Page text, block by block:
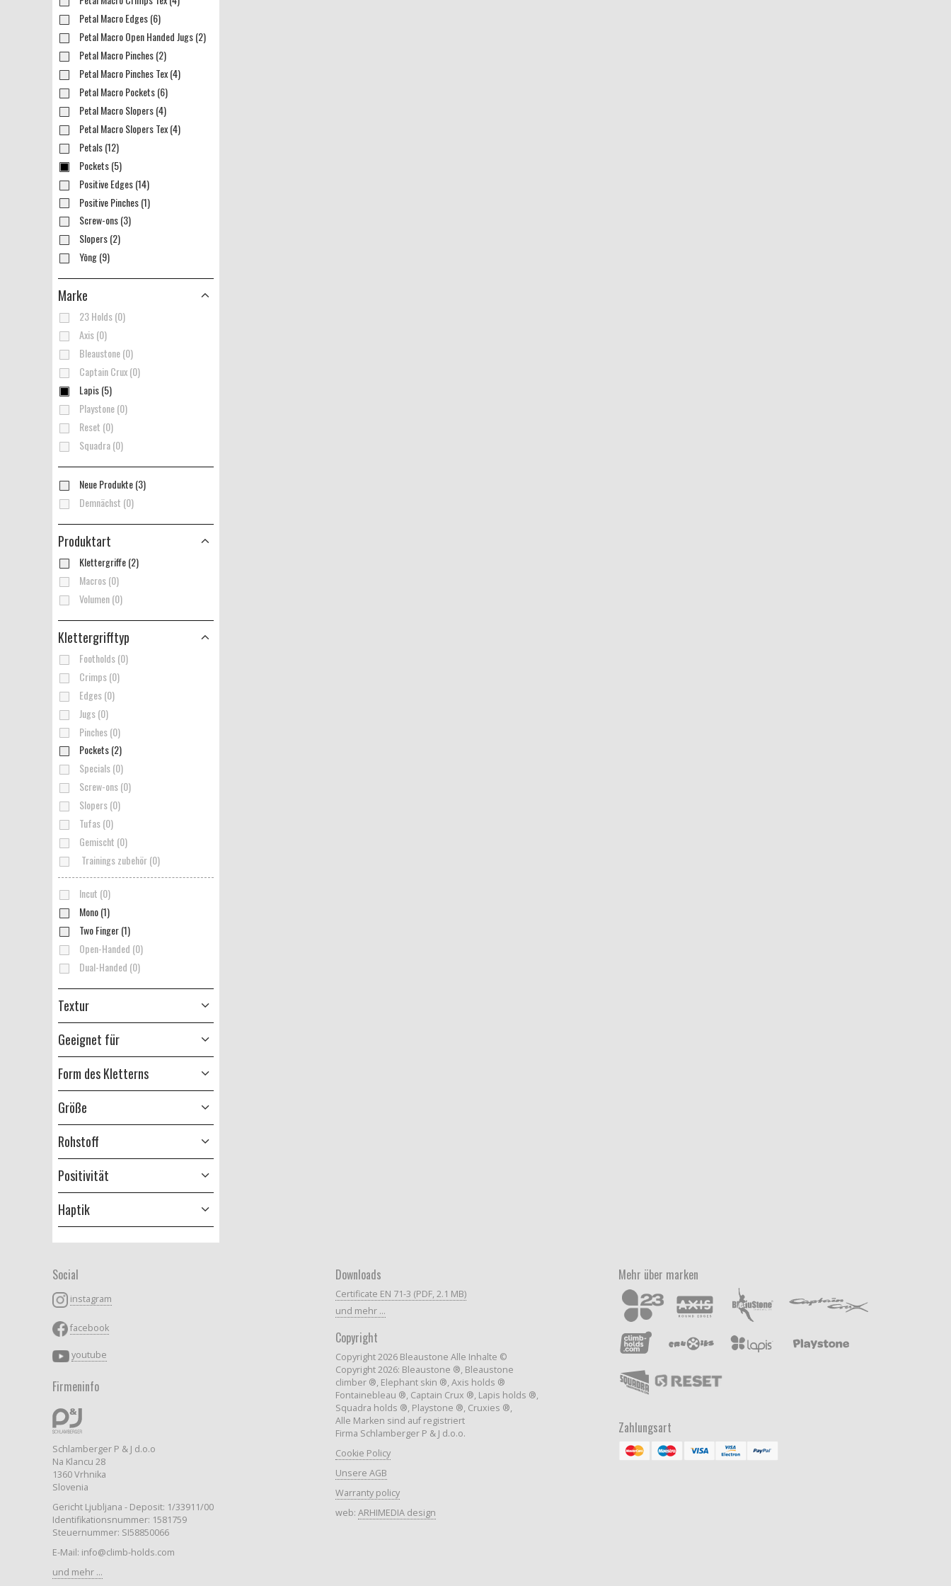
Petal Macro Edges (6)
Petal Macro Open Handed Jugs (2)
Petal Macro Pinches (2)
Petal Macro Pinches Tex (4)
Petal Macro Pockets (6)
Petal Macro Slopers (4)
Petal Macro Slopers Tex (4)
Petals (12)
Pockets (5)
Positive Edges (14)
Positive Pinches (1)
Screw-ons (3)
Slopers (2)
Yōng (9)
Marke
23 Holds (0)
Axis (0)
Bleaustone (0)
Captain Crux (0)
Lapis (5)
Playstone (0)
Reset (0)
Squadra (0)
Neue Produkte (3)
Demnächst (0)
Produktart
Klettergriffe (2)
Macros (0)
Volumen (0)
Klettergrifftyp
Footholds (0)
Crimps (0)
Edges (0)
Jugs (0)
Pinches (0)
Pockets (2)
Specials (0)
Screw-ons (0)
Slopers (0)
Tufas (0)
Gemischt (0)
Trainings zubehör (0)
Incut (0)
Mono (1)
Two Finger (1)
Open-Handed (0)
Dual-Handed (0)
Textur
Geeignet für
Form des Kletterns
Größe
Rohstoff
Positivität
Haptik
Social
instagram
facebook
youtube
Firmeninfo
Schlamberger P & J d.o.o
Na Klancu 28
1360 Vrhnika
Slovenia
Gericht Ljubljana - Deposit: 1/33911/00
Identifikationsnummer: 1581759
Steuernummer: SI58850066
E-Mail: info@climb-holds.com
und mehr ...
Downloads
Certificate EN 71-3 (PDF, 2.1 MB)
und mehr ...
Copyright
Copyright 2026 Bleaustone Alle Inhalte ©
Copyright 2026: Bleaustone ®, Bleaustone
climber ®, Elephant skin ®, Axis holds ®
Fontainebleau ®, Captain Crux ®, Lapis holds ®,
Squadra holds ®, Playstone ®, Cruxies ®,
Alle Marken sind auf registriert
Firma Schlamberger P & J d.o.o.
Cookie Policy
Unsere AGB
Warranty policy
web: ARHIMEDIA design
Mehr über marken
Zahlungsart